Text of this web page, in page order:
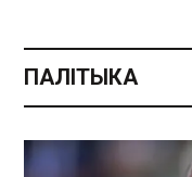
ПАЛІТЫКА